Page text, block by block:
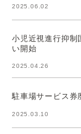
2025.06.02
小児近視進行抑制
い開始
2025.04.26
駐車場サービス券
2025.03.10